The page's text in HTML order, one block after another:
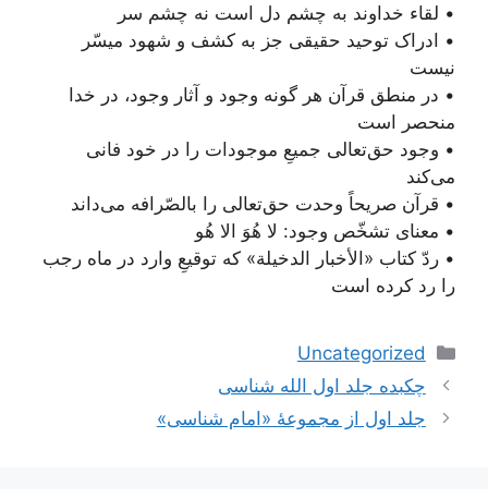
• لقاء خداوند به چشم دل است نه چشم سر
• ادراک توحید حقیقی جز به کشف و شهود میسّر
نیست
• در منطق قرآن هر گونه وجود و آثار وجود، در خدا
منحصر است
• وجود حق‌تعالی جمیعِ موجودات را در خود فانی
می‌کند
• قرآن صریحاً وحدت حق‌تعالی را بالصّرافه می‌داند
• معنای تشخّص وجود: لا هُوَ الا هُو
• ردّ کتاب «الأخبار الدخیلة» که توقیعِ وارد در ماه رجب
را رد کرده است
دسته‌ها
Uncategorized
چکبده جلد اول الله شناسی
جلد اول از مجموعۀ «امام شناسی»